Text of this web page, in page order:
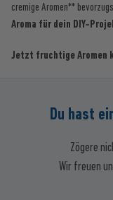
cremige Aromen**
Aroma für dein DIY-
Jetzt fruchtige Aromen
Du hast
Zögere
Wir freuen